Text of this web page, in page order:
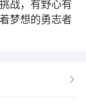
战，有野心有
梦想的勇志者